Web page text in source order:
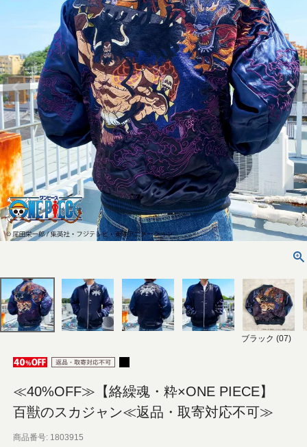
ブラック (07)
≪40%OFF≫【絡繰魂・粋×ONE PIECE】
百獣のスカジャン≪返品・取寄対応不可≫
商品番号 1803915